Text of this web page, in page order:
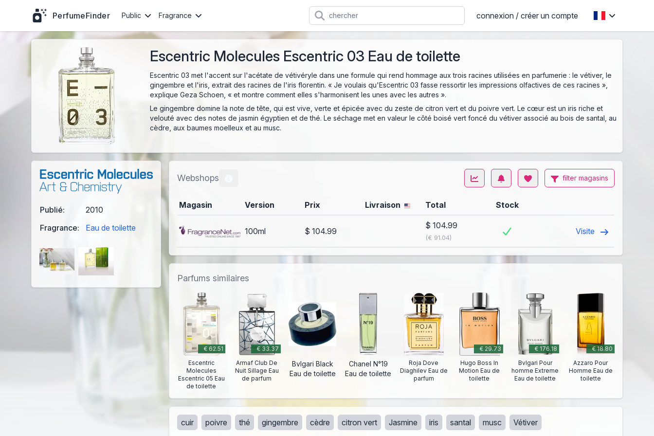
PerfumeFinder Public Fragrance connexion / créer un compte
Escentric Molecules Escentric 03 Eau de toilette
Escentric 03 met l'accent sur l'acétate de vétivéryle dans une formule qui rend hommage aux trois racines utilisées en parfumerie : le vétiver, le
gingembre et l'iris, extrait des racines de l'iris florentin. « Je voulais qu'Escentric 03 fasse ressortir les impressions olfactives de ces racines »,
explique Geza Schoen, « et montre comment elles s'harmonisent les unes avec les autres ».
Le gingembre domine la note de tête, qui est vive, verte et épicée avec du zeste de citron vert et du poivre vert. Le cœur est un iris riche et
velouté avec des notes de jasmin égyptien et de thé. Le séchage met en valeur le côté boisé vert foncé du vétiver associé au bois de santal, au
cèdre, aux baumes moelleux et au musc.
Publié:
2010
Fragrance:
Eau de toilette
Webshops filter magasins
Magasin Version Prix Livraison Total Stock
100ml $ 104.99
$ 104.99
(€ 91.04)
Visite
Parfums similaires
€ 62.51
Escentric
Molecules
Escentric 05 Eau
de toilette
€ 33.37
Armaf Club De
Nuit Sillage Eau
de parfum
Bvlgari Black
Eau de toilette
Chanel N°19
Eau de toilette
Roja Dove
Diaghilev Eau de
parfum
€ 29.73
Hugo Boss In
Motion Eau de
toilette
€ 176.18
Bvlgari Pour
homme Extreme
Eau de toilette
€ 18.80
Azzaro Pour
Homme Eau de
toilette
cuir poivre thé gingembre cèdre citron vert Jasmine iris santal musc Vétiver